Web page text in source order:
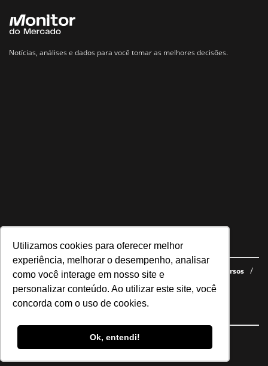
Utilizamos cookies para oferecer melhor
experiência, melhorar o desempenho, analisar
como você interage em nosso site e
personalizar conteúdo. Ao utilizar este site, você
concorda com o uso de cookies.
Ok, entendi!
Notícias, análises e dados para você tomar as melhores decisões.
Navegue no site
Últimas notícias Quem somos E-books gratuitos
Cursos
Política de privacidade